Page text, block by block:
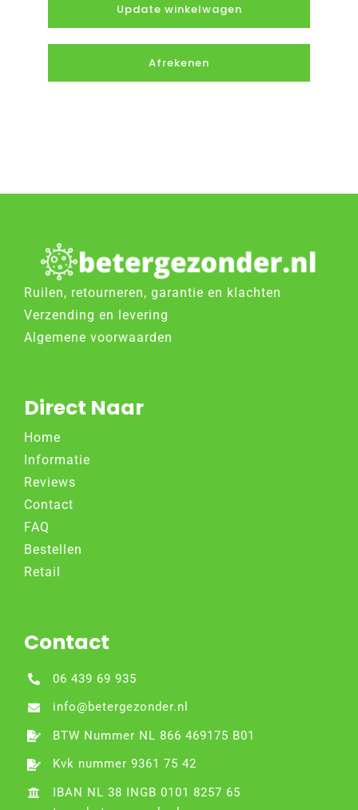
Update winkelwagen
Afrekenen
Ruilen, retourneren, garantie en klachten
Verzending en levering
Algemene voorwaarden
Direct Naar
Home
Informatie
Reviews
Contact
FAQ
Bestellen
Retail
Contact
06 439 69 935
info@betergezonder.nl
BTW Nummer NL 866 469175 B01
Kvk nummer 9361 75 42
IBAN NL 38 INGB 0101 8257 65